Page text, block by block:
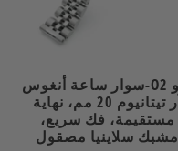
سوار ساعة أنغوس-O2 كيو
آر تيتانيوم 20 مم، نهاية
مستقيمة، فك سريع،
مشبك سلاينيا مصقول